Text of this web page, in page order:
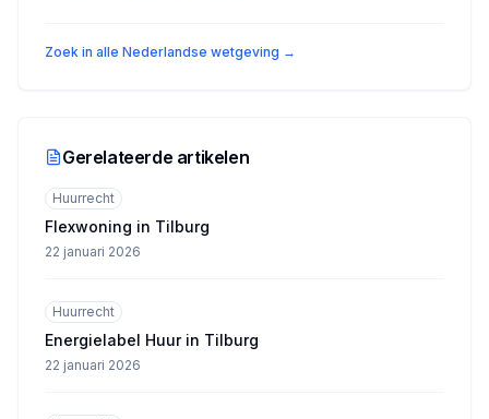
Zoek in alle Nederlandse wetgeving →
Gerelateerde artikelen
Huurrecht
Flexwoning in Tilburg
22 januari 2026
Huurrecht
Energielabel Huur in Tilburg
22 januari 2026